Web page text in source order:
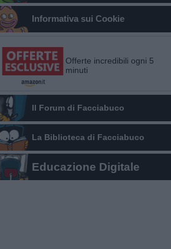
Informativa sui Cookie
Offerte incredibili ogni 5
minuti
Il Forum di Facciabuco
La Biblioteca di Facciabuco
Educazione Digitale